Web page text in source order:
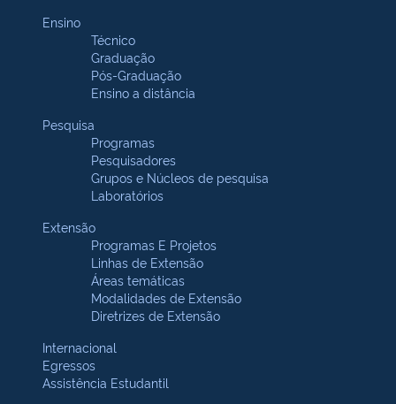
Ensino
Técnico
Graduação
Pós-Graduação
Ensino a distância
Pesquisa
Programas
Pesquisadores
Grupos e Núcleos de pesquisa
Laboratórios
Extensão
Programas E Projetos
Linhas de Extensão
Áreas temáticas
Modalidades de Extensão
Diretrizes de Extensão
Internacional
Egressos
Assistência Estudantil